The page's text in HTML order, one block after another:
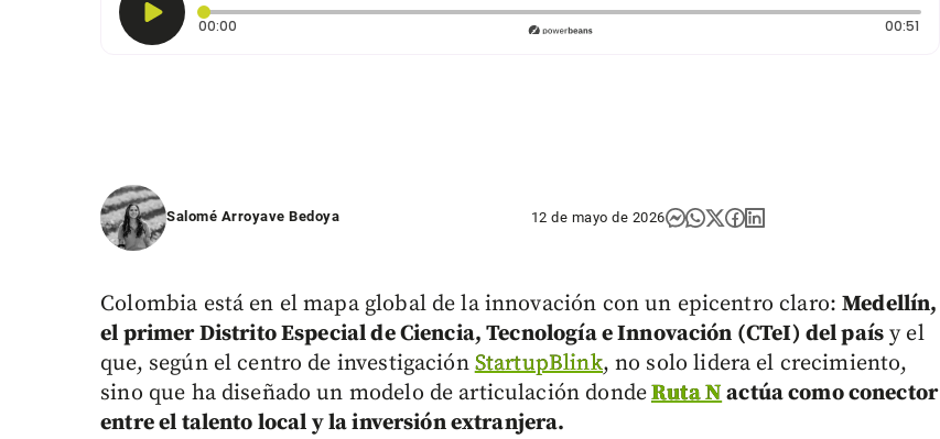
00:00
00:51
Salomé Arroyave Bedoya 12 de mayo de 2026
Colombia está en el mapa global de la innovación con un epicentro claro:Medellín,
el primer Distrito Especial de Ciencia, Tecnología e Innovación (CTeI) del país y el
que, según el centro de investigaciónStartupBlink, no solo lidera el crecimiento,
sino que ha diseñado un modelo de articulación dondeRuta Nactúa como conector
entre el talento local y la inversión extranjera.